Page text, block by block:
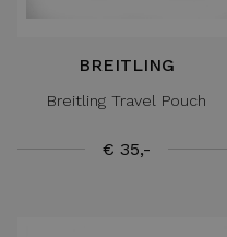
BREITLING
Breitling Travel Pouch
€ 35,-